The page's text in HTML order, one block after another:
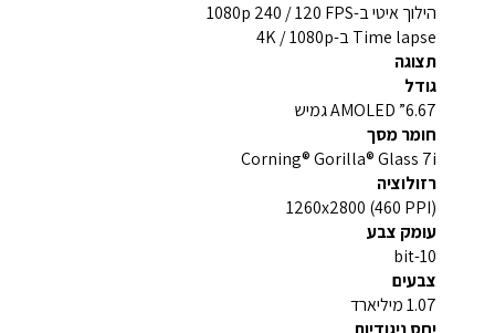
הילוך איטי ב-1080p 240 / 120 FPS
Time lapse ב-4K / 1080p
תצוגה
גודל
6.67” AMOLED גמיש
חומר מסך
Corning® Gorilla® Glass 7i
רזולוציה
1260x2800 (460 PPI)
עומק צבע
10-bit
צבעים
1.07 מיליארד